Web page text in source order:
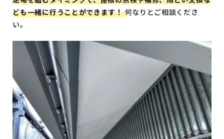
ども一緒に行うことができます！何なりとご相談くださ
い。